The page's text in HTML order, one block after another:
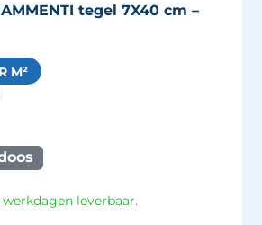
tegel 7X40 cm –
M²
leverbaar.